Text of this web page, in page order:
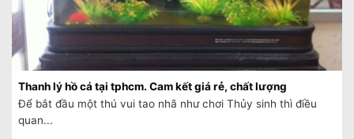
Thanh lý hồ cá tại tphcm. Cam kết giá rẻ, chất lượng
Để bắt đầu một thú vui tao nhã như chơi Thủy sinh thì điều
quan...